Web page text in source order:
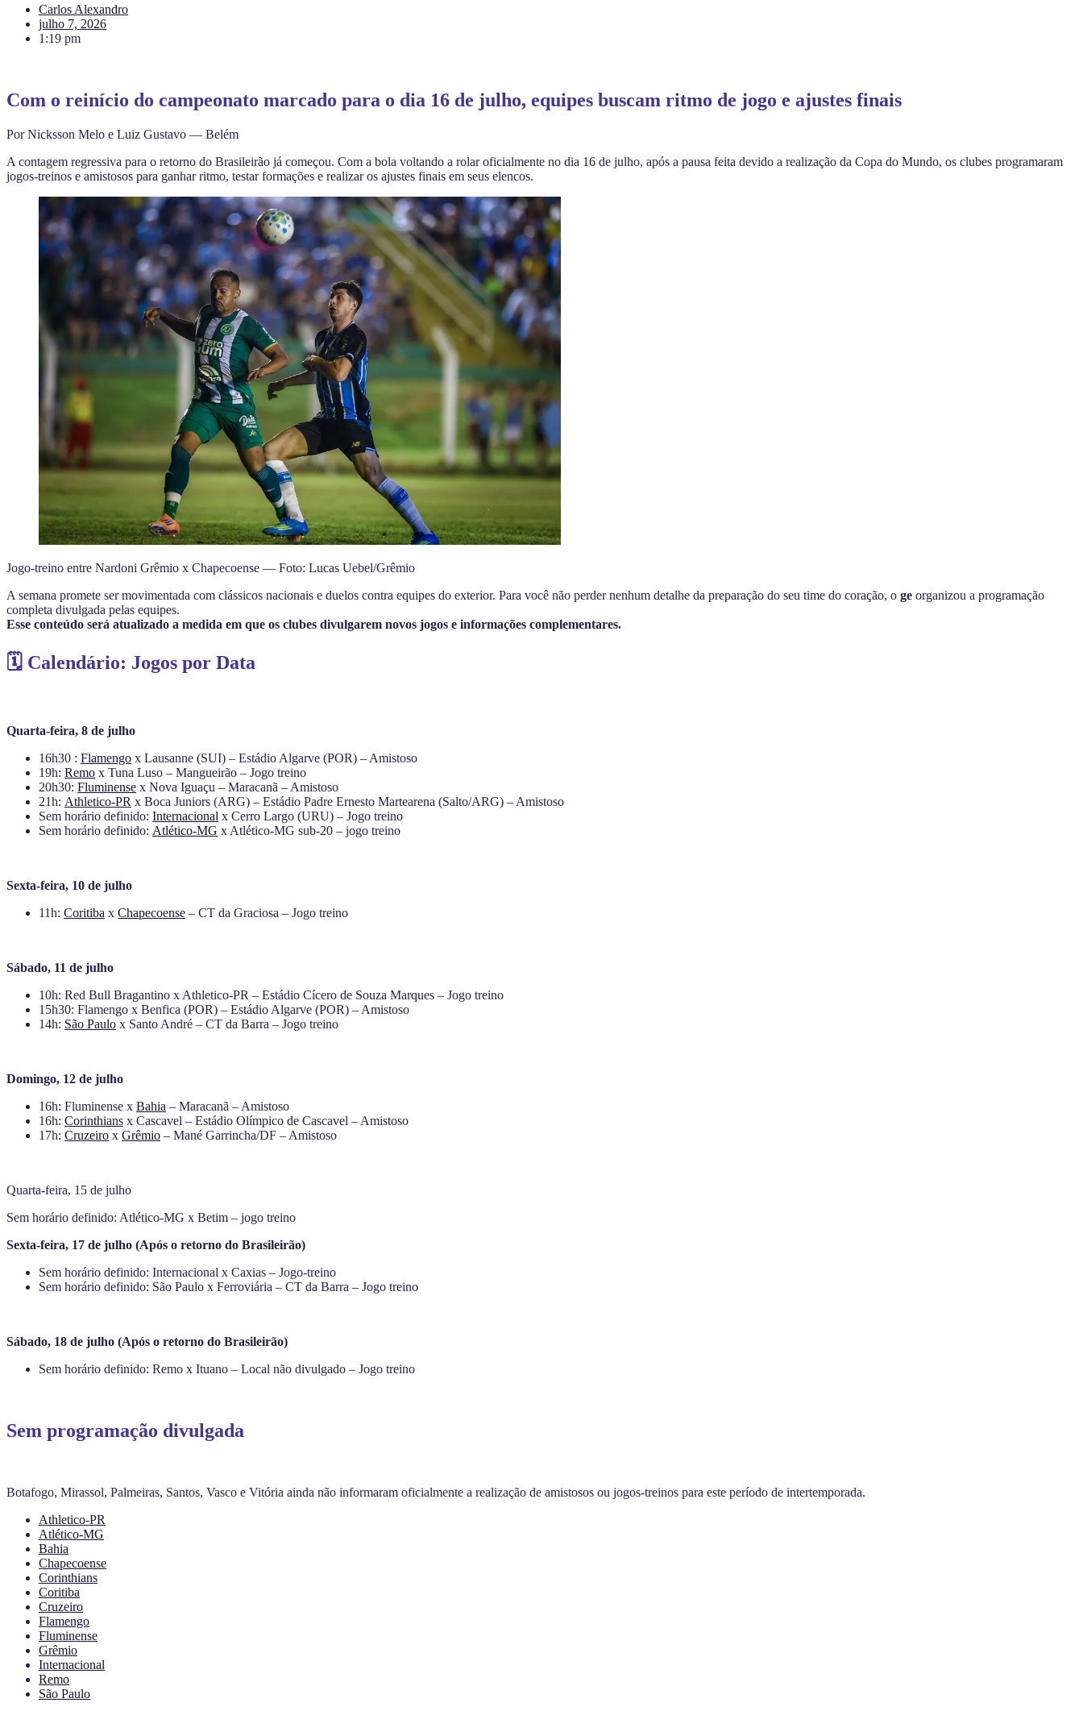
Carlos Alexandro
julho 7, 2026
1:19 pm
Com o reinício do campeonato marcado para o dia 16 de julho, equipes buscam ritmo de jogo e ajustes finais
Por Nicksson Melo e Luiz Gustavo — Belém
A contagem regressiva para o retorno do Brasileirão já começou. Com a bola voltando a rolar oficialmente no dia 16 de julho, após a pausa feita devido a realização da Copa do Mundo, os clubes programaram
jogos-treinos e amistosos para ganhar ritmo, testar formações e realizar os ajustes finais em seus elencos.
Jogo-treino entre Nardoni Grêmio x Chapecoense — Foto: Lucas Uebel/Grêmio
A semana promete ser movimentada com clássicos nacionais e duelos contra equipes do exterior. Para você não perder nenhum detalhe da preparação do seu time do coração, o ge organizou a programação
completa divulgada pelas equipes.
Esse conteúdo será atualizado a medida em que os clubes divulgarem novos jogos e informações complementares.
🗓️ Calendário: Jogos por Data
Quarta-feira, 8 de julho
16h30 : Flamengo x Lausanne (SUI) – Estádio Algarve (POR) – Amistoso
19h: Remo x Tuna Luso – Mangueirão – Jogo treino
20h30: Fluminense x Nova Iguaçu – Maracanã – Amistoso
21h: Athletico-PR x Boca Juniors (ARG) – Estádio Padre Ernesto Martearena (Salto/ARG) – Amistoso
Sem horário definido: Internacional x Cerro Largo (URU) – Jogo treino
Sem horário definido: Atlético-MG x Atlético-MG sub-20 – jogo treino
Sexta-feira, 10 de julho
11h: Coritiba x Chapecoense – CT da Graciosa – Jogo treino
Sábado, 11 de julho
10h: Red Bull Bragantino x Athletico-PR – Estádio Cícero de Souza Marques – Jogo treino
15h30: Flamengo x Benfica (POR) – Estádio Algarve (POR) – Amistoso
14h: São Paulo x Santo André – CT da Barra – Jogo treino
Domingo, 12 de julho
16h: Fluminense x Bahia – Maracanã – Amistoso
16h: Corinthians x Cascavel – Estádio Olímpico de Cascavel – Amistoso
17h: Cruzeiro x Grêmio – Mané Garrincha/DF – Amistoso
Quarta-feira, 15 de julho
Sem horário definido: Atlético-MG x Betim – jogo treino
Sexta-feira, 17 de julho (Após o retorno do Brasileirão)
Sem horário definido: Internacional x Caxias – Jogo-treino
Sem horário definido: São Paulo x Ferroviária – CT da Barra – Jogo treino
Sábado, 18 de julho (Após o retorno do Brasileirão)
Sem horário definido: Remo x Ituano – Local não divulgado – Jogo treino
Sem programação divulgada
Botafogo, Mirassol, Palmeiras, Santos, Vasco e Vitória ainda não informaram oficialmente a realização de amistosos ou jogos-treinos para este período de intertemporada.
Athletico-PR
Atlético-MG
Bahia
Chapecoense
Corinthians
Coritiba
Cruzeiro
Flamengo
Fluminense
Grêmio
Internacional
Remo
São Paulo